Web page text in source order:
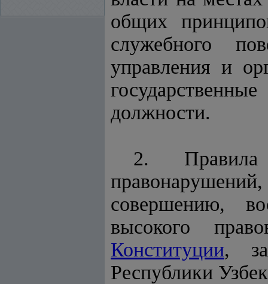
общих
служебного
управления и
должности.
2. Правила
совершению,
высокого
Конституции,
Республики